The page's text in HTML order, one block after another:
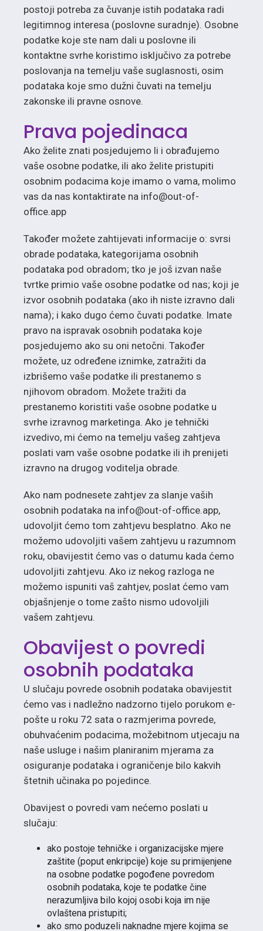
postoji potreba za čuvanje istih podataka radi
legitimnog interesa (poslovne suradnje). Osobne
podatke koje ste nam dali u poslovne ili
kontaktne svrhe koristimo isključivo za potrebe
poslovanja na temelju vaše suglasnosti, osim
podataka koje smo dužni čuvati na temelju
zakonske ili pravne osnove.
Prava pojedinaca
Ako želite znati posjedujemo li i obrađujemo
vaše osobne podatke, ili ako želite pristupiti
osobnim podacima koje imamo o vama, molimo
vas da nas kontaktirate na info@out-of-
office.app
Također možete zahtijevati informacije o: svrsi
obrade podataka, kategorijama osobnih
podataka pod obradom; tko je još izvan naše
tvrtke primio vaše osobne podatke od nas; koji je
izvor osobnih podataka (ako ih niste izravno dali
nama); i kako dugo ćemo čuvati podatke. Imate
pravo na ispravak osobnih podataka koje
posjedujemo ako su oni netočni. Također
možete, uz određene iznimke, zatražiti da
izbrišemo vaše podatke ili prestanemo s
njihovom obradom. Možete tražiti da
prestanemo koristiti vaše osobne podatke u
svrhe izravnog marketinga. Ako je tehnički
izvedivo, mi ćemo na temelju vašeg zahtjeva
poslati vam vaše osobne podatke ili ih prenijeti
izravno na drugog voditelja obrade.
Ako nam podnesete zahtjev za slanje vaših
osobnih podataka na info@out-of-office.app,
udovoljit ćemo tom zahtjevu besplatno. Ako ne
možemo udovoljiti vašem zahtjevu u razumnom
roku, obavijestit ćemo vas o datumu kada ćemo
udovoljiti zahtjevu. Ako iz nekog razloga ne
možemo ispuniti vaš zahtjev, poslat ćemo vam
objašnjenje o tome zašto nismo udovoljili
vašem zahtjevu.
Obavijest o povredi
osobnih podataka
U slučaju povrede osobnih podataka obavijestit
ćemo vas i nadležno nadzorno tijelo porukom e-
pošte u roku 72 sata o razmjerima povrede,
obuhvaćenim podacima, možebitnom utjecaju na
naše usluge i našim planiranim mjerama za
osiguranje podataka i ograničenje bilo kakvih
štetnih učinaka po pojedince.
Obavijest o povredi vam nećemo poslati u
slučaju:
ako postoje tehničke i organizacijske mjere
zaštite (poput enkripcije) koje su primijenjene
na osobne podatke pogođene povredom
osobnih podataka, koje te podatke čine
nerazumljiva bilo kojoj osobi koja im nije
ovlaštena pristupiti;
ako smo poduzeli naknadne mjere kojima se